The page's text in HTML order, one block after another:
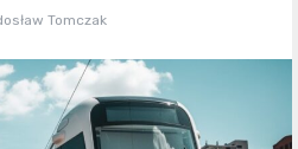
Tomczak